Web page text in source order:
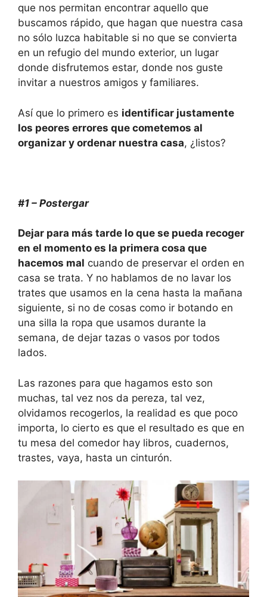
que nos permitan encontrar aquello que
buscamos rápido, que hagan que nuestra casa
no sólo luzca habitable si no que se convierta
en un refugio del mundo exterior, un lugar
donde disfrutemos estar, donde nos guste
invitar a nuestros amigos y familiares.
Así que lo primero es identificar justamente
los peores errores que cometemos al
organizar y ordenar nuestra casa, ¿listos?
#1 – Postergar
Dejar para más tarde lo que se pueda recoger
en el momento es la primera cosa que
hacemos mal cuando de preservar el orden en
casa se trata. Y no hablamos de no lavar los
trates que usamos en la cena hasta la mañana
siguiente, si no de cosas como ir botando en
una silla la ropa que usamos durante la
semana, de dejar tazas o vasos por todos
lados.
Las razones para que hagamos esto son
muchas, tal vez nos da pereza, tal vez,
olvidamos recogerlos, la realidad es que poco
importa, lo cierto es que el resultado es que en
tu mesa del comedor hay libros, cuadernos,
trastes, vaya, hasta un cinturón.